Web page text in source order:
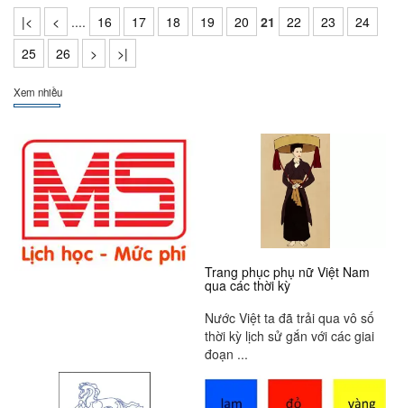
tích tỉ mỉ bức tranh này về khía
cạnh thiên văn.
|< < .... 16 17 18 19 20 21 22 23
24
25
26 > >|
Xem nhiều
Trang phục phụ nữ Việt Nam
qua các thời kỳ
Nước Việt ta đã trải qua vô số
thời kỳ lịch sử gắn với các giai
đoạn ...